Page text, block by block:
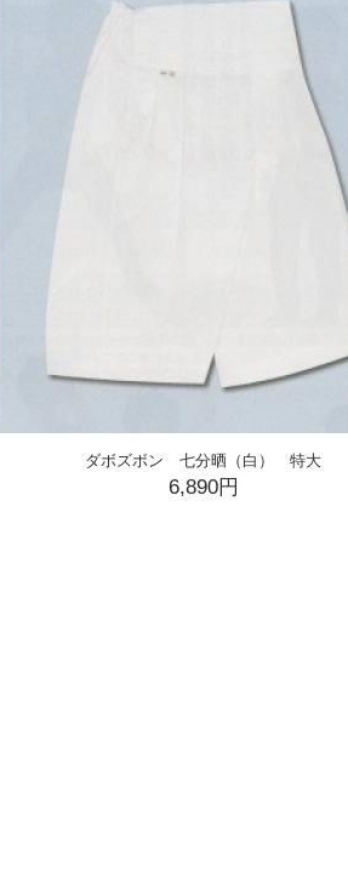
ダボズボン 七分晒（白） 特大
6,890円